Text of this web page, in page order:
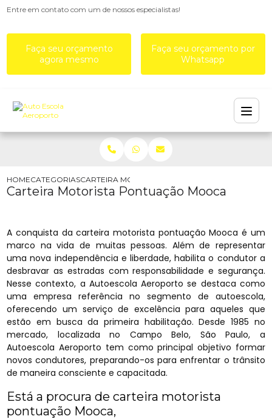
Entre em contato com um de nossos especialistas!
Faça seu orçamento
agora mesmo
Faça seu orçamento por
Whatsapp
HOMECATEGORIASCARTEIRA MOTORISTA PONTUAÇÃO MOOCA
Carteira Motorista Pontuação Mooca
A conquista da carteira motorista pontuação Mooca é um
marco na vida de muitas pessoas. Além de representar
uma nova independência e liberdade, habilita o condutor a
desbravar as estradas com responsabilidade e segurança.
Nesse contexto, a Autoescola Aeroporto se destaca como
uma empresa referência no segmento de autoescola,
oferecendo um serviço de excelência para aqueles que
estão em busca da primeira habilitação. Desde 1985 no
mercado, localizada no Campo Belo, São Paulo, a
Autoescola Aeroporto tem como principal objetivo formar
novos condutores, preparando-os para enfrentar o trânsito
de maneira consciente e capacitada.
Está a procura de carteira motorista
pontuação Mooca,